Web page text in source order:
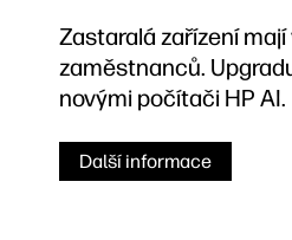
Zastaralá zařízení
zaměstnanců.
novými počítači HP AI.
Další informace